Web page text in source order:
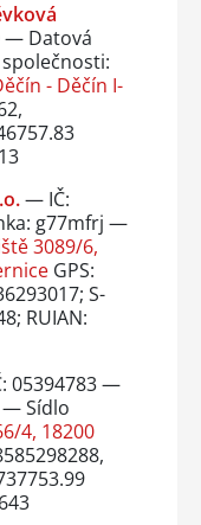
— Datová
- Děčín I-
— IČ:
g77mfrj —
3089/6,
GPS:
S-
RUIAN:
05394783 —
— Sídlo
4, 18200